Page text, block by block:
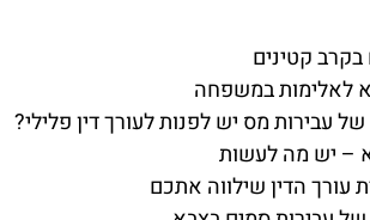
קטינים
לאלימות במשפחה
עבירות מס יש לפנות לעורך דין פלילי?
– יש מה לעשות
עורך הדין שילווה אתכם